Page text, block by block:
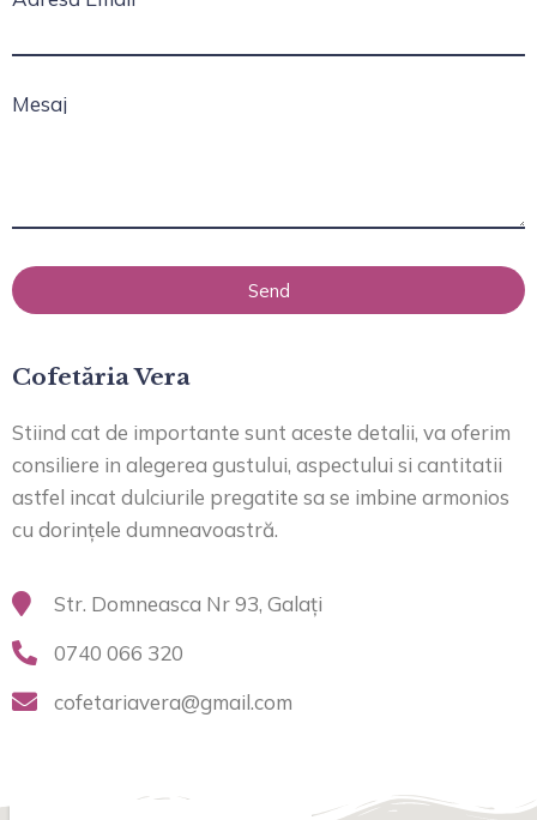
Mesaj
Send
Cofetăria Vera
Stiind cat de importante sunt aceste detalii, va oferim
consiliere in alegerea gustului, aspectului si cantitatii
astfel incat dulciurile pregatite sa se imbine armonios
cu dorințele dumneavoastră.
Str. Domneasca Nr 93, Galați
0740 066 320
cofetariavera@gmail.com